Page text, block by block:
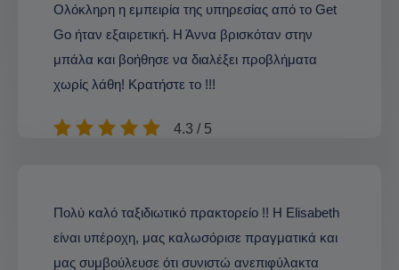
Ολόκληρη η εμπειρία της υπηρεσίας από το Get
Go ήταν εξαιρετική. Η Άννα βρισκόταν στην
μπάλα και βοήθησε να διαλέξει προβλήματα
χωρίς λάθη! Κρατήστε το !!!
4.3 / 5
Πολύ καλό ταξιδιωτικό πρακτορείο !! Η Elisabeth
είναι υπέροχη, μας καλωσόρισε πραγματικά και
μας συμβούλευσε ότι συνιστώ ανεπιφύλακτα